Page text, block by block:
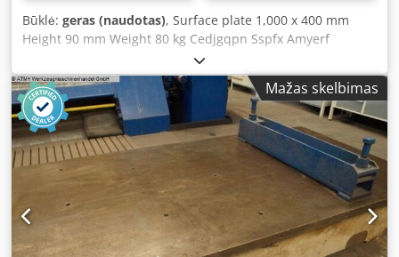
Būklė: geras (naudotas), Surface plate 1,000 x 400 mm
Height 90 mm Weight 80 kg Cedjgqpn Sspfx Amyerf
Mažas skelbimas